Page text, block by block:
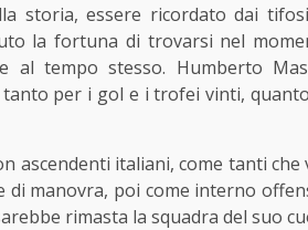
storia, essere ricordato dai
la fortuna di trovarsi nel
al tempo stesso. Humberto
per i gol e i trofei vinti,
ascendenti italiani, come tanti che
di manovra, poi come interno
rimasta la squadra del suo